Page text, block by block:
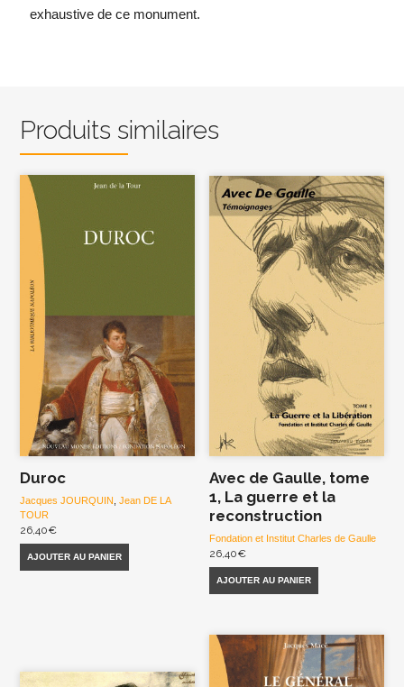
exhaustive de ce monument.
Produits similaires
Duroc
Jacques JOURQUIN,Jean DE LA
TOUR
26,40€
AJOUTER AU PANIER
Avec de Gaulle, tome
1, La guerre et la
reconstruction
Fondation et Institut Charles de Gaulle
26,40€
AJOUTER AU PANIER